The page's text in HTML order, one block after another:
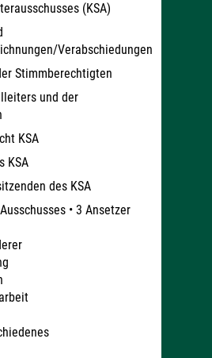
(KSA)
Verabschiedungen
Stimmberechtigten
und der
KSA
KSA
des KSA
• 3 Ansetzer